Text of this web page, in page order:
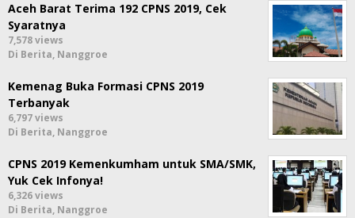
Aceh Barat Terima 192 CPNS 2019, Cek
Syaratnya
7,578 views
Di Berita, Nanggroe
Kemenag Buka Formasi CPNS 2019
Terbanyak
6,797 views
Di Berita, Nanggroe
CPNS 2019 Kemenkumham untuk SMA/SMK,
Yuk Cek Infonya!
6,326 views
Di Berita, Nanggroe